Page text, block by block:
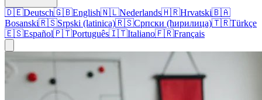
🇩🇪Deutsch🇬🇧English🇳🇱Nederlands🇭🇷Hrvatski🇧🇦
Bosanski🇷🇸Srpski (latinica)🇷🇸Српски (ћирилица)🇹🇷Türkçe
🇪🇸Español🇵🇹Português🇮🇹Italiano🇫🇷Français